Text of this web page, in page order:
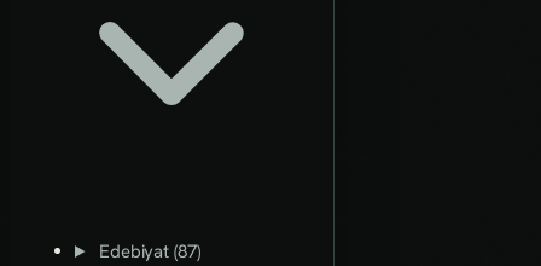
Edebiyat (87)